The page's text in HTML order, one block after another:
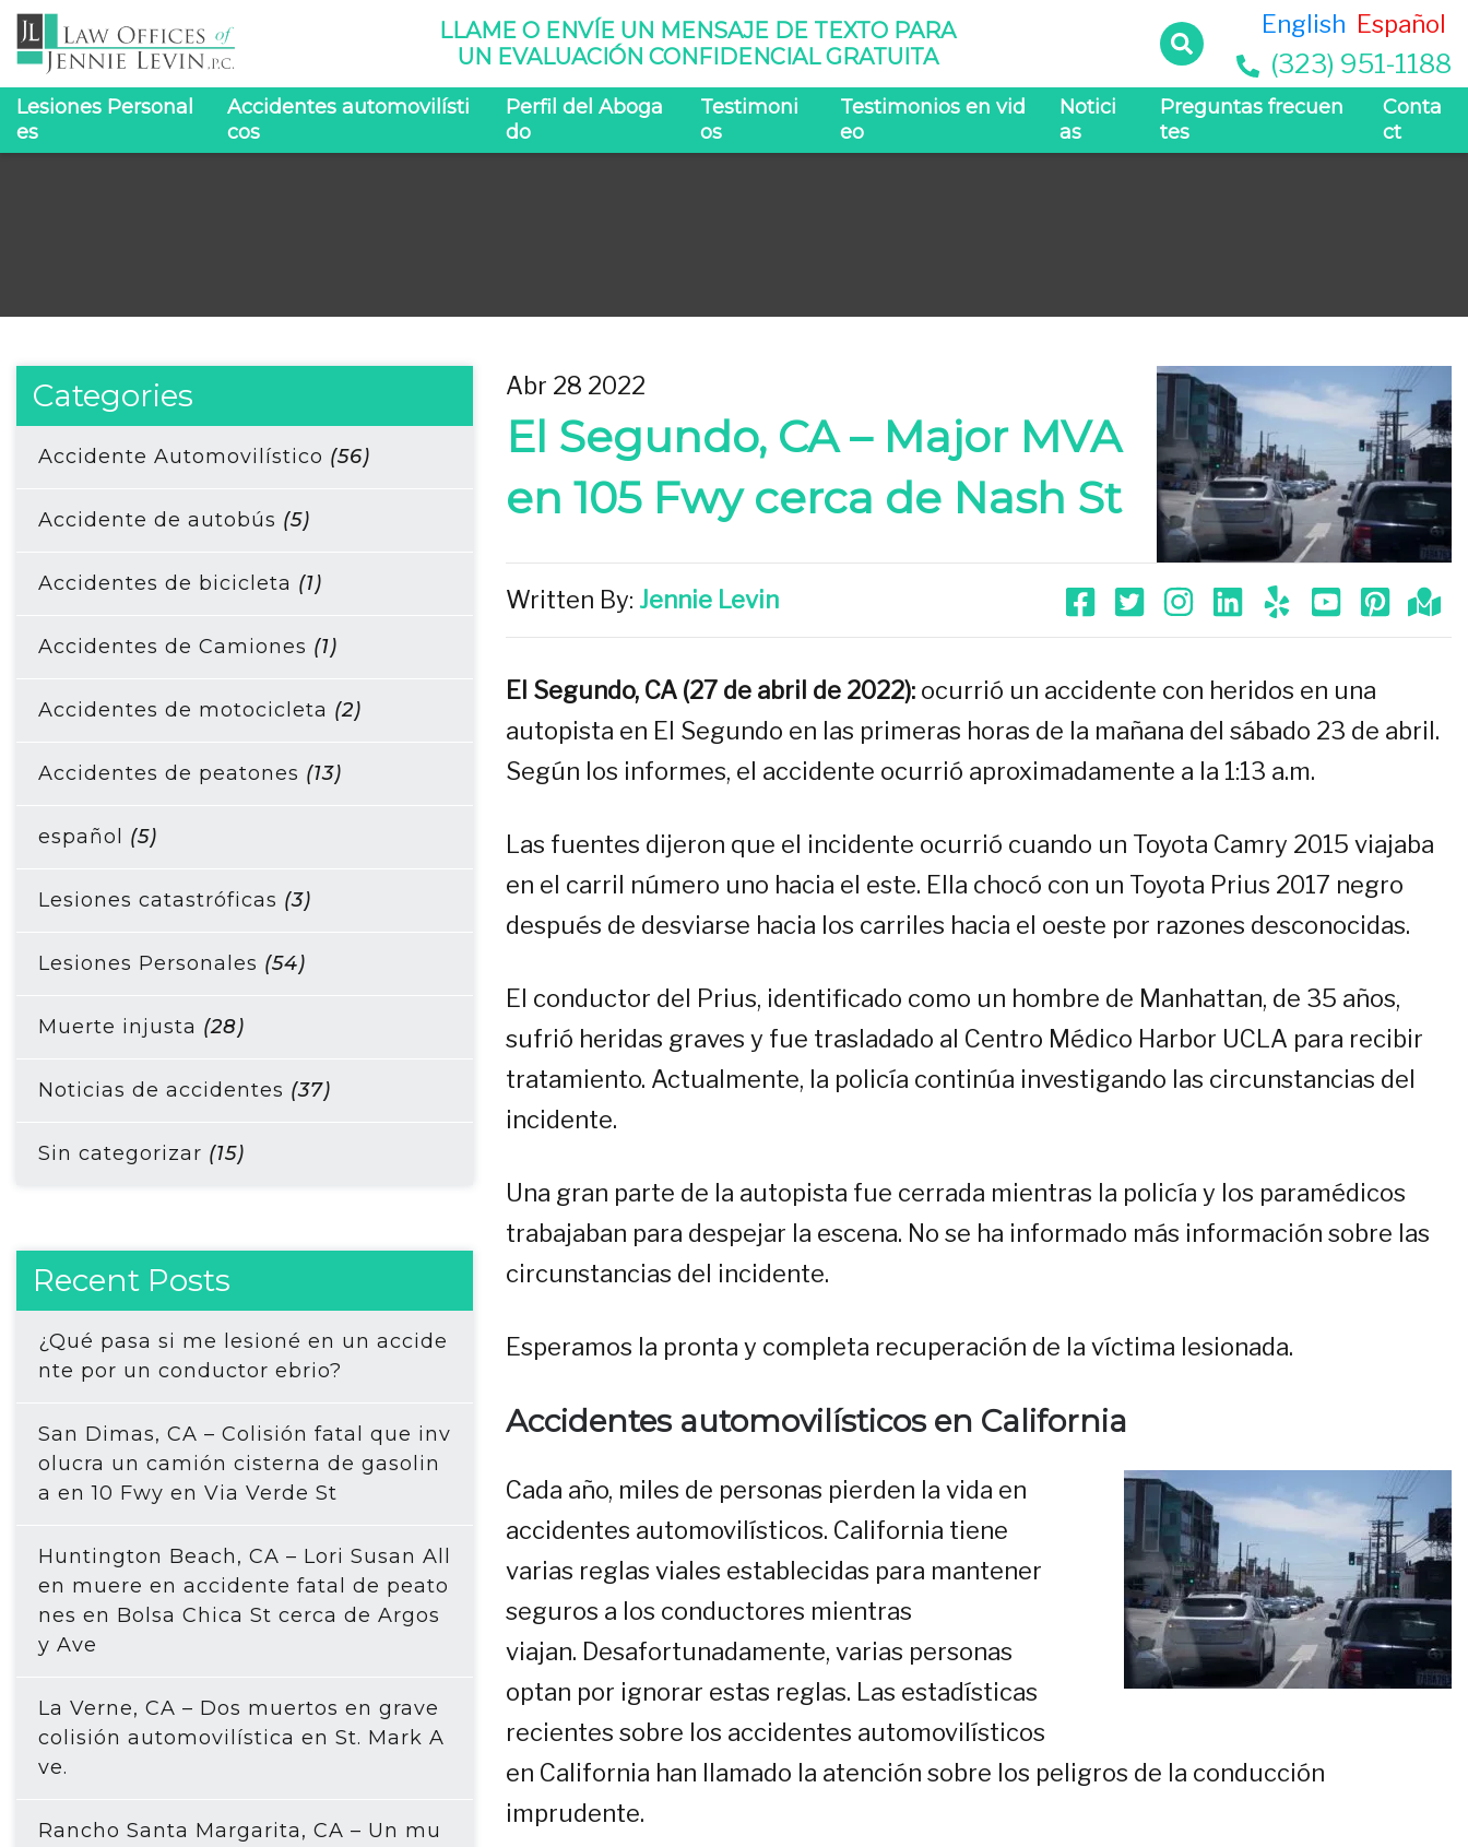
LLAME O ENVÍE UN MENSAJE DE TEXTO PARA
UN EVALUACIÓN CONFIDENCIAL GRATUITA
English Español
(323) 951-1188
Lesiones Personal
es
Accidentes automovilísti
cos
Perfil del Aboga
do
Testimoni
os
Testimonios en vid
eo
Notici
as
Preguntas frecuen
tes
Conta
ct
Categories
Accidente Automovilístico (56)
Accidente de autobús (5)
Accidentes de bicicleta (1)
Accidentes de Camiones (1)
Accidentes de motocicleta (2)
Accidentes de peatones (13)
español (5)
Lesiones catastróficas (3)
Lesiones Personales (54)
Muerte injusta (28)
Noticias de accidentes (37)
Sin categorizar (15)
Recent Posts
¿Qué pasa si me lesioné en un accide
nte por un conductor ebrio?
San Dimas, CA – Colisión fatal que inv
olucra un camión cisterna de gasolin
a en 10 Fwy en Via Verde St
Huntington Beach, CA – Lori Susan All
en muere en accidente fatal de peato
nes en Bolsa Chica St cerca de Argos
y Ave
La Verne, CA – Dos muertos en grave
colisión automovilística en St. Mark A
ve.
Rancho Santa Margarita, CA – Un mu
Abr 28 2022
El Segundo, CA – Major MVA
en 105 Fwy cerca de Nash St
Written By: Jennie Levin
El Segundo, CA (27 de abril de 2022): ocurrió un accidente con heridos en una
autopista en El Segundo en las primeras horas de la mañana del sábado 23 de abril.
Según los informes, el accidente ocurrió aproximadamente a la 1:13 a.m.
Las fuentes dijeron que el incidente ocurrió cuando un Toyota Camry 2015 viajaba
en el carril número uno hacia el este. Ella chocó con un Toyota Prius 2017 negro
después de desviarse hacia los carriles hacia el oeste por razones desconocidas.
El conductor del Prius, identificado como un hombre de Manhattan, de 35 años,
sufrió heridas graves y fue trasladado al Centro Médico Harbor UCLA para recibir
tratamiento. Actualmente, la policía continúa investigando las circunstancias del
incidente.
Una gran parte de la autopista fue cerrada mientras la policía y los paramédicos
trabajaban para despejar la escena. No se ha informado más información sobre las
circunstancias del incidente.
Esperamos la pronta y completa recuperación de la víctima lesionada.
Accidentes automovilísticos en California
Cada año, miles de personas pierden la vida en
accidentes automovilísticos. California tiene
varias reglas viales establecidas para mantener
seguros a los conductores mientras
viajan. Desafortunadamente, varias personas
optan por ignorar estas reglas. Las estadísticas
recientes sobre los accidentes automovilísticos
en California han llamado la atención sobre los peligros de la conducción
imprudente.